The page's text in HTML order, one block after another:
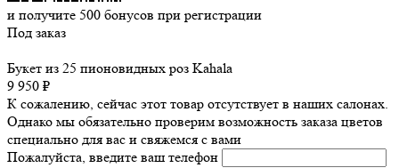
и получите 500 бонусов при регистрации
Под заказ
Букет из 25 пионовидных роз Kahala
9 950 ₽
К сожалению, сейчас этот товар отсутствует в наших салонах.
Однако мы обязательно проверим возможность заказа цветов
специально для вас и свяжемся с вами
Пожалуйста, введите ваш телефон